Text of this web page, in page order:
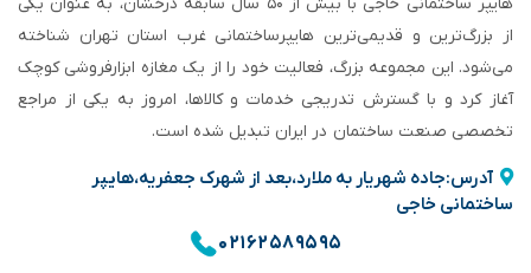
از بزرگ‌ترین و قدیمی‌ترین هایپرساختمانی‌ غرب استان تهران شناخته
می‌شود. این مجموعه بزرگ، فعالیت خود را از یک مغازه ابزارفروشی کوچک
آغاز کرد و با گسترش تدریجی خدمات و کالاها، امروز به یکی از مراجع
تخصصی صنعت ساختمان در ایران تبدیل شده است.
آدرس:جاده شهریار به ملارد،بعد از شهرک جعفریه،هایپر
ساختمانی خاجی
۰۲۱۶۲۵۸۹۵۹۵